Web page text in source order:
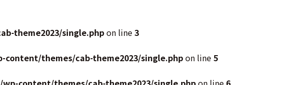
theme2023/single.phpon line3
themes/cab-theme2023/single.phpon line 5